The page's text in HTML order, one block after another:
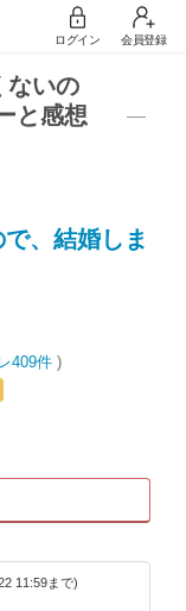
ログイン 会員登録
ないの
と感想
、結婚しま
409件 )
11:59まで)